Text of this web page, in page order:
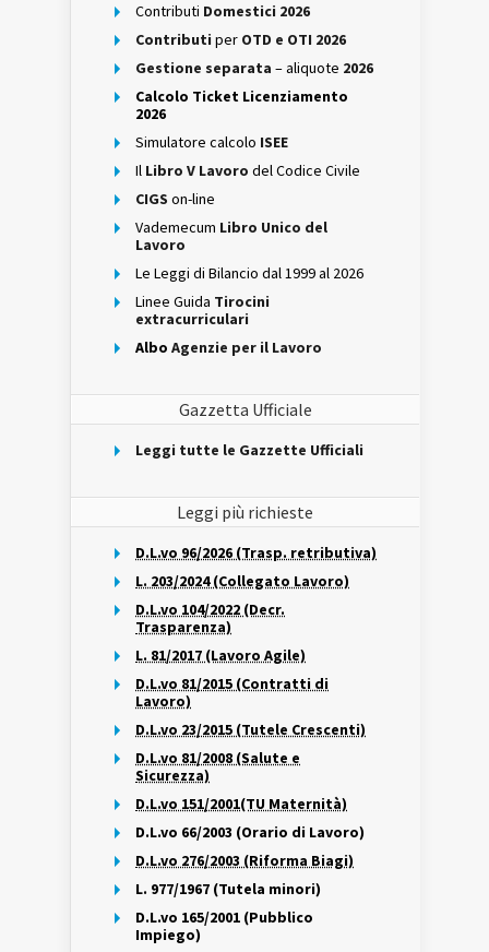
Contributi Domestici 2026
Contributi per OTD e OTI 2026
Gestione separata – aliquote 2026
Calcolo Ticket Licenziamento
2026
Simulatore calcolo ISEE
Il Libro V Lavoro del Codice Civile
CIGS on-line
Vademecum Libro Unico del
Lavoro
Le Leggi di Bilancio dal 1999 al 2026
Linee Guida Tirocini
extracurriculari
Albo Agenzie per il Lavoro
Gazzetta Ufficiale
Leggi tutte le Gazzette Ufficiali
Leggi più richieste
D.L.vo 96/2026 (Trasp. retributiva)
L. 203/2024 (Collegato Lavoro)
D.L.vo 104/2022 (Decr.
Trasparenza)
L. 81/2017 (Lavoro Agile)
D.L.vo 81/2015 (Contratti di
Lavoro)
D.L.vo 23/2015 (Tutele Crescenti)
D.L.vo 81/2008 (Salute e
Sicurezza)
D.L.vo 151/2001(TU Maternità)
D.L.vo 66/2003 (Orario di Lavoro)
D.L.vo 276/2003 (Riforma Biagi)
L. 977/1967 (Tutela minori)
D.L.vo 165/2001 (Pubblico
Impiego)